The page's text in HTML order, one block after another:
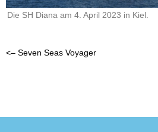
Die SH Diana am 4. April 2023 in Kiel.
<– Seven Seas Voyager